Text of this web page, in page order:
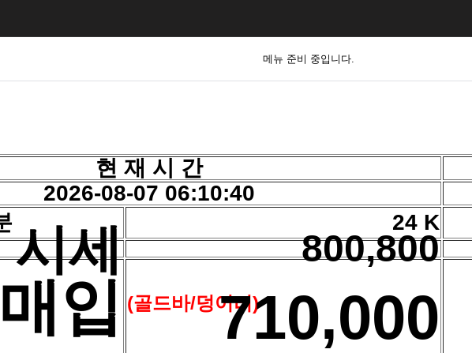
메뉴 준비 중입니다.
현 재 시 간
2026-08-07 06:10:40
24 K
시세 800,800
매입 (골드바/덩어리)710,000